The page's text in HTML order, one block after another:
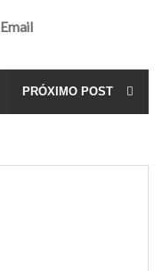
Email
PRÓXIMO POST